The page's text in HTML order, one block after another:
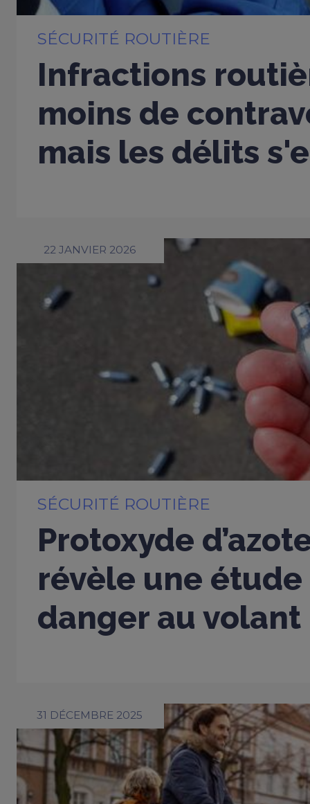
SÉCURITÉ ROUTIÈRE
Infractions
moins de
mais les délits
22 JANVIER 2026
SÉCURITÉ ROUTIÈRE
Protoxyde
révèle une étude
danger au volant
31 DÉCEMBRE 2025